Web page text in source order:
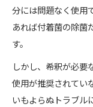
分には問題なく使用
あれば付着菌の除菌
す。
しかし、希釈が必要
使用が推奨されてい
いもよらぬトラブル